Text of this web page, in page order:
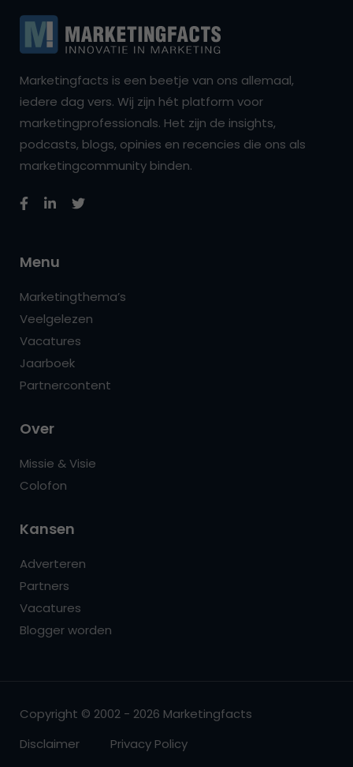
Marketingfacts is een beetje van ons allemaal,
iedere dag vers. Wij zijn hét platform voor
marketingprofessionals. Het zijn de insights,
podcasts, blogs, opinies en recencies die ons als
marketingcommunity binden.
Menu
Marketingthema’s
Veelgelezen
Vacatures
Jaarboek
Partnercontent
Over
Missie & Visie
Colofon
Kansen
Adverteren
Partners
Vacatures
Blogger worden
Copyright © 2002 - 2026 Marketingfacts
Disclaimer
Privacy Policy